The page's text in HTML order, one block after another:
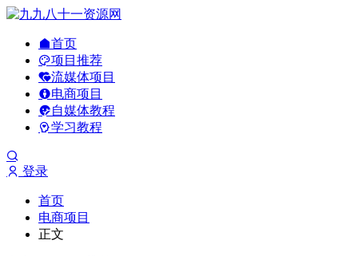
首页
项目推荐
流媒体项目
电商项目
自媒体教程
学习教程
登录
首页
电商项目
正文